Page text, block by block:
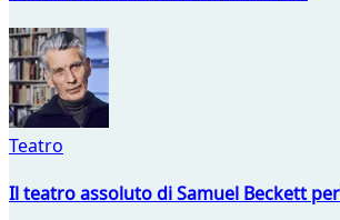
Teatro
Il teatro assoluto di Samuel Beckett